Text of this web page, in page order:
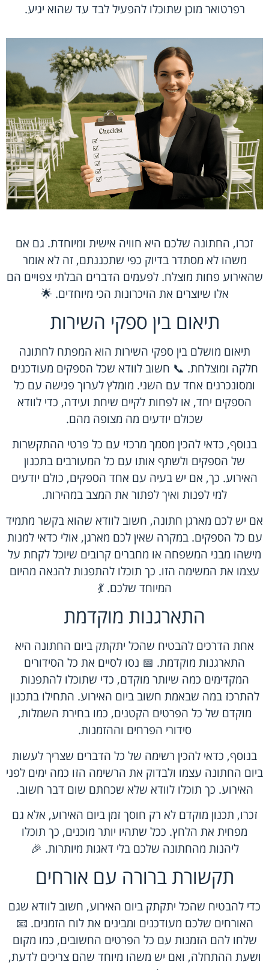
רפרטואר מוכן שתוכלו להפעיל לבד עד שהוא יגיע.
זכרו, החתונה שלכם היא חוויה אישית ומיוחדת. גם אם
משהו לא מסתדר בדיוק כפי שתכננתם, זה לא אומר
שהאירוע פחות מוצלח. לפעמים הדברים הבלתי צפויים הם
אלו שיוצרים את הזיכרונות הכי מיוחדים. 🌟
תיאום בין ספקי השירות
תיאום מושלם בין ספקי השירות הוא המפתח לחתונה
חלקה ומוצלחת. 📞 חשוב לוודא שכל הספקים מעודכנים
ומסונכרנים אחד עם השני. מומלץ לערוך פגישה עם כל
הספקים יחד, או לפחות לקיים שיחת ועידה, כדי לוודא
שכולם יודעים מה מצופה מהם.
בנוסף, כדאי להכין מסמך מרכזי עם כל פרטי ההתקשרות
של הספקים ולשתף אותו עם כל המעורבים בתכנון
האירוע. כך, אם יש בעיה עם אחד הספקים, כולם יודעים
למי לפנות ואיך לפתור את המצב במהירות.
אם יש לכם מארגן חתונה, חשוב לוודא שהוא בקשר מתמיד
עם כל הספקים. במקרה שאין לכם מארגן, אולי כדאי למנות
מישהו מבני המשפחה או מחברים קרובים שיוכל לקחת על
עצמו את המשימה הזו. כך תוכלו להתפנות להנאה מהיום
המיוחד שלכם. 💃
התארגנות מוקדמת
אחת הדרכים להבטיח שהכל יתקתק ביום החתונה היא
התארגנות מוקדמת. 📅 נסו לסיים את כל הסידורים
המקדימים כמה שיותר מוקדם, כדי שתוכלו להתפנות
להתרכז במה שבאמת חשוב ביום האירוע. התחילו בתכנון
מוקדם של כל הפרטים הקטנים, כמו בחירת השמלות,
סידורי הפרחים וההזמנות.
בנוסף, כדאי להכין רשימה של כל הדברים שצריך לעשות
ביום החתונה עצמו ולבדוק את הרשימה הזו כמה ימים לפני
האירוע. כך תוכלו לוודא שלא שכחתם שום דבר חשוב.
זכרו, תכנון מוקדם לא רק חוסך זמן ביום האירוע, אלא גם
מפחית את הלחץ. ככל שתהיו יותר מוכנים, כך תוכלו
ליהנות מהחתונה שלכם בלי דאגות מיותרות. 🎉
תקשורת ברורה עם אורחים
כדי להבטיח שהכל יתקתק ביום האירוע, חשוב לוודא שגם
האורחים שלכם מעודכנים ומבינים את לוח הזמנים. 📧
שלחו להם הזמנות עם כל הפרטים החשובים, כמו מקום
ושעת ההתחלה, ואם יש משהו מיוחד שהם צריכים לדעת,